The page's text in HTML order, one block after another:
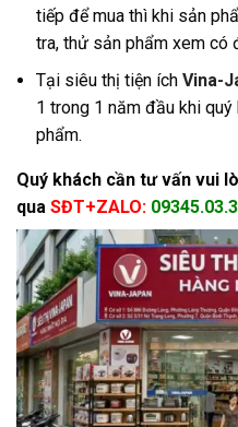
tiếp để mua thì khi sản
tra, thử sản phẩm xem có
Tại siêu thị tiện ích Vina-
1 trong 1 năm đầu khi
phẩm.
Quý khách cần tư vấn vui
qua SĐT+ZALO: